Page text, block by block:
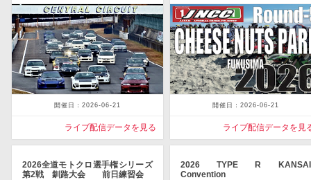
開催日：2026-06-21
ライブ配信データを見る
開催日：2026-06-21
ライブ配信データを見
2026全道モトクロ選手権シリーズ
第2戦 釧路大会 前日練習会
2026 TYPE R KANSAI
Convention